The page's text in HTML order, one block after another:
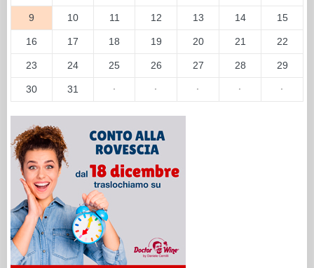
9 10 11 12 13 14 15
16 17 18 19 20 21 22
23 24 25 26 27 28 29
30 31 · · · · ·